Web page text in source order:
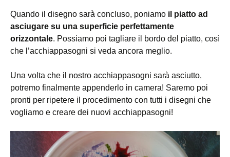
Quando il disegno sarà concluso, poniamo il piatto ad
asciugare su una superficie perfettamente
orizzontale. Possiamo poi tagliare il bordo del piatto, così
che l’acchiappasogni si veda ancora meglio.
Una volta che il nostro acchiappasogni sarà asciutto,
potremo finalmente appenderlo in camera! Saremo poi
pronti per ripetere il procedimento con tutti i disegni che
vogliamo e creare dei nuovi acchiappasogni!